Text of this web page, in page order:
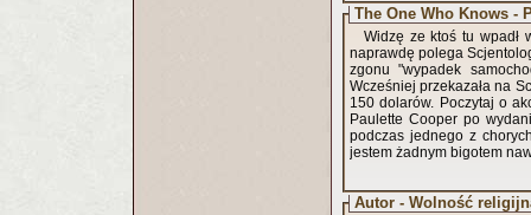
The One Who Knows -
Widzę ze ktoś tu wpadł
naprawdę polega
zgonu "wypadek
Wcześniej przekazała na
150 dolarów. Poczytaj o
Paulette Cooper po
podczas jednego z
jestem żadnym bigotem
Autor - Wolność